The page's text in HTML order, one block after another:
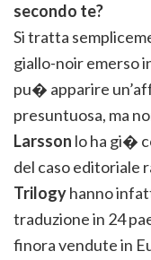
secondo te?
Si tratta
giallo-noir emerso
pu� apparire
presuntuosa, ma
Larsson lo ha gi�
del caso editoriale
Trilogyhanno
traduzione in 24
finora vendute in